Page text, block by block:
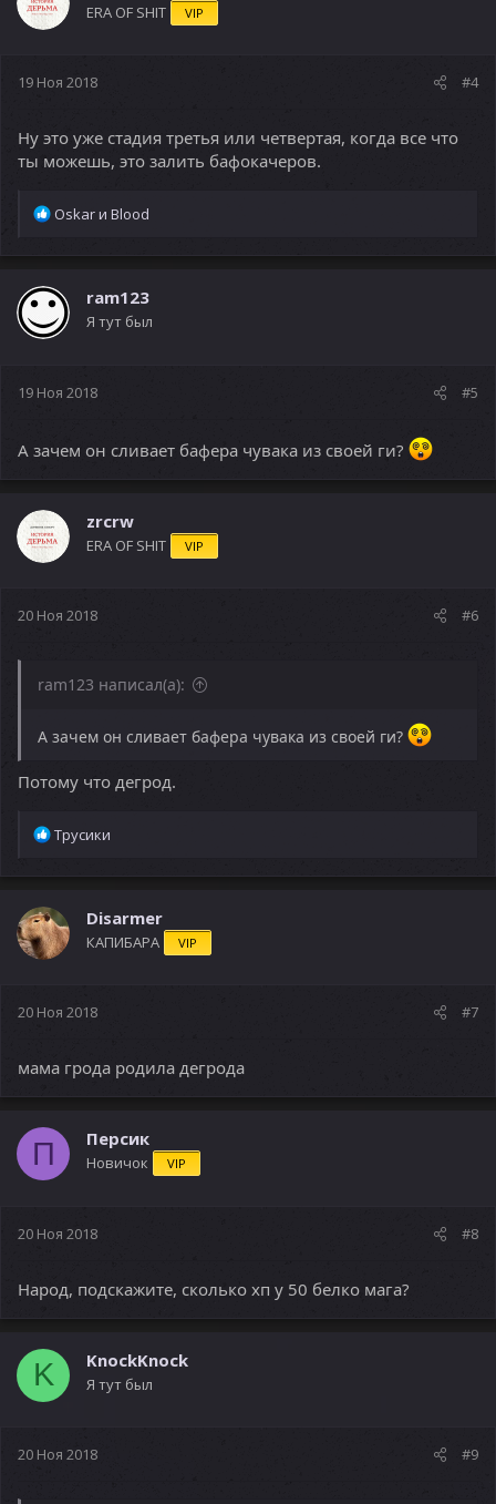
ERA OF SHIT VIP
19 Ноя 2018 #4
Ну это уже стадия третья или четвертая, когда все что
ты можешь, это залить бафокачеров.
Р
а
ц
и
и
Oskarи Blood
ram123
Я тут был
19 Ноя 2018 #5
А зачем он сливает бафера чувака из своей ги?
zrcrw
ERA OF SHIT VIP
20 Ноя 2018 #6
ram123 написал(а):
А зачем он сливает бафера чувака из своей ги?
Потому что дегрод.
Р
а
ц
и
и
Трусики
Disarmer
КАПИБАРА VIP
20 Ноя 2018 #7
мама грода родила дегрода
П Персик
Новичок VIP
20 Ноя 2018 #8
Народ, подскажите, сколько хп у 50 белко мага?
K KnockKnock
Я тут был
20 Ноя 2018 #9